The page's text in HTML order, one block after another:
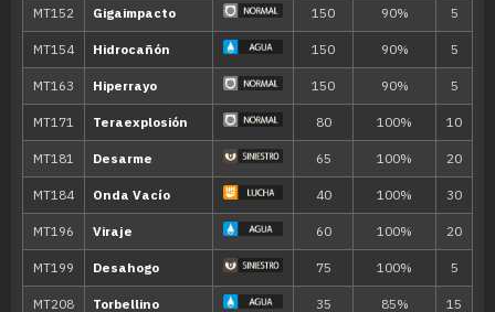
--- Megacuerno 120
--- Látigo
--- Placaje 40
--- Pistola Agua 40
13 Foco Energía
18 Concha Filo 75